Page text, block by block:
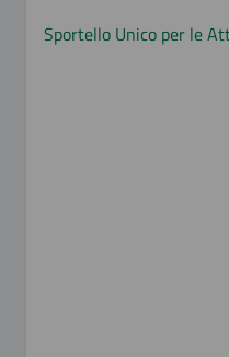
Sportello Unico per le